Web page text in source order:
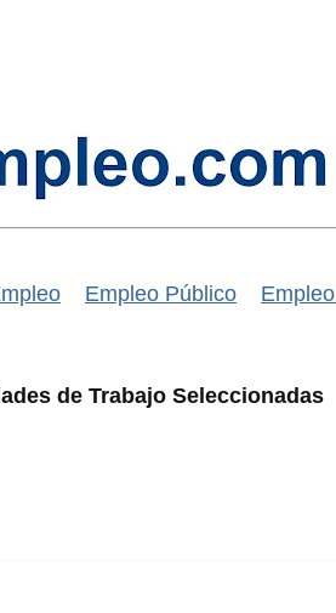
Empleo Público
de Trabajo Seleccionadas